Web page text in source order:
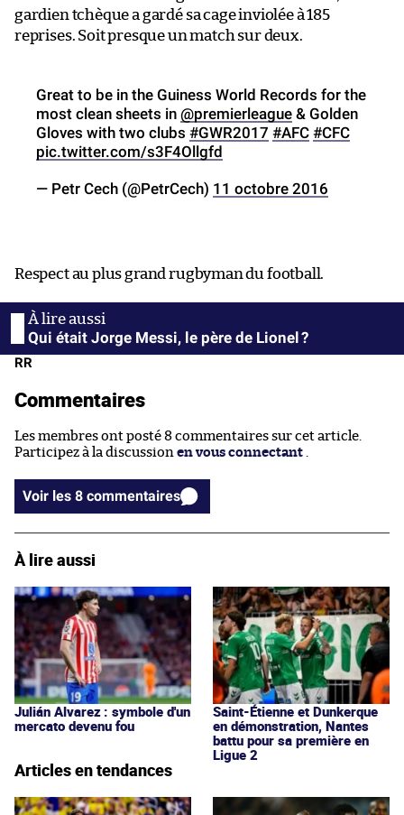
gardien tchèque a gardé sa cage inviolée à 185
reprises. Soit presque un match sur deux.
Great to be in the Guiness World Records for the
most clean sheets in @premierleague & Golden
Gloves with two clubs #GWR2017 #AFC #CFC
pic.twitter.com/s3F4Ollgfd
— Petr Cech (@PetrCech) 11 octobre 2016
Respect au plus grand rugbyman du football.
Qui était Jorge Messi, le père de Lionel ?
RR
Commentaires
Les membres ont posté 8 commentaires sur cet article.
Participez à la discussion en vous connectant
Voir les 8 commentaires
À lire aussi
Julián Alvarez : symbole d'un
mercato devenu fou
Saint-Étienne et Dunkerque
en démonstration, Nantes
battu pour sa première en
Ligue 2
Articles en tendances